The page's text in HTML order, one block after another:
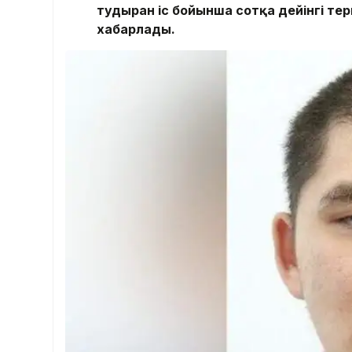
тудырған іс бойынша сотқа дейінгі
хабарлады.